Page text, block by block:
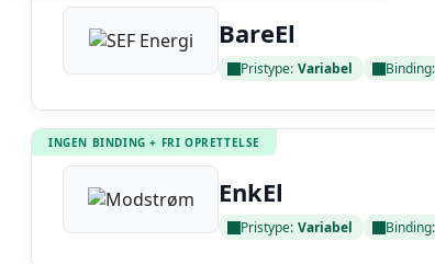
BareEl
Pristype: Variabel Binding:
INGEN BINDING + FRI OPRETTELSE
EnkEl
Pristype: Variabel Binding: